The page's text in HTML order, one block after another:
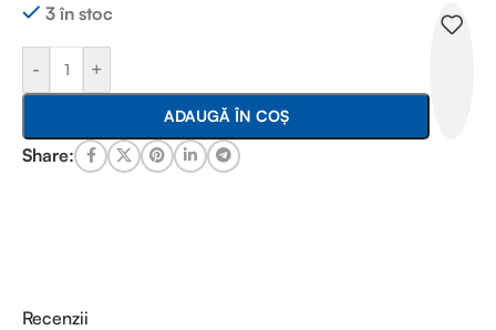
3 în stoc
- +
ADAUGĂ ÎN COȘ
Share:
Recenzii